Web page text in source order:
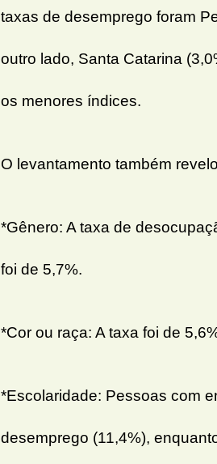
taxas de desemprego foram
outro lado, Santa Catarina
os menores índices.
O levantamento também
*Gênero: A taxa de
foi de 5,7%.
*Cor ou raça: A taxa foi de
*Escolaridade: Pessoas com
desemprego (11,4%),